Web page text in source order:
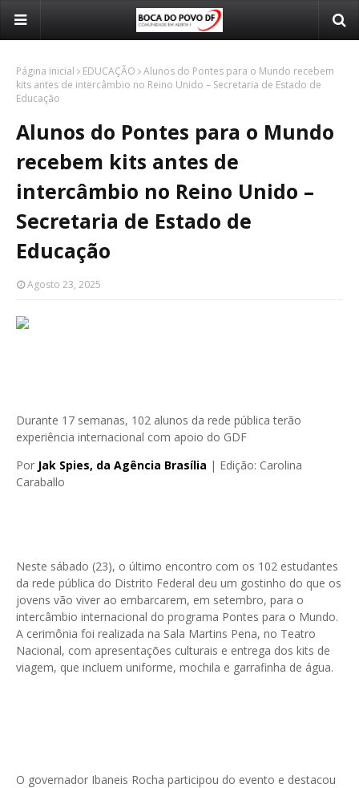
Página inicial EDUCAÇÃO
Alunos do Pontes para o Mundo recebem
kits antes de intercâmbio no Reino Unido – Secretaria de Estado de
Educação
Alunos do Pontes para o Mundo
recebem kits antes de
intercâmbio no Reino Unido –
Secretaria de Estado de
Educação
Agosto 23, 2025
Durante 17 semanas, 102 alunos da rede pública terão
experiência internacional com apoio do GDF
Por Jak Spies, da Agência Brasília | Edição: Carolina
Caraballo
Neste sábado (23), o último encontro com os 102 estudantes
da rede pública do Distrito Federal deu um gostinho do que os
jovens vão viver ao embarcarem, em setembro, para o
intercâmbio internacional do programa Pontes para o Mundo.
A cerimônia foi realizada na Sala Martins Pena, no Teatro
Nacional, com apresentações culturais e entrega dos kits de
viagem, que incluem uniforme, mochila e garrafinha de água.
O governador Ibaneis Rocha participou do evento e destacou